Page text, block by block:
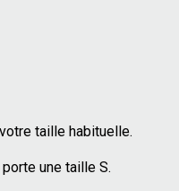
taille habituelle.
une taille S.